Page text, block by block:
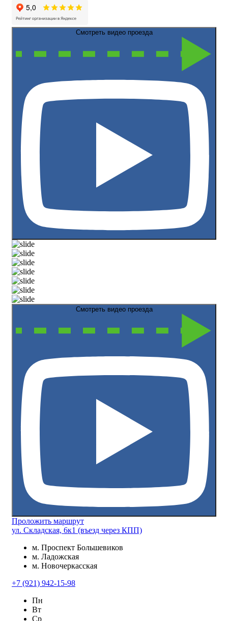
Смотреть видео проезда
Смотреть видео проезда
Проложить маршрут
ул. Складская, 6к1 (въезд через КПП)
м. Проспект Большевиков
м. Ладожская
м. Новочеркасская
+7 (921) 942-15-98
Пн
Вт
Ср